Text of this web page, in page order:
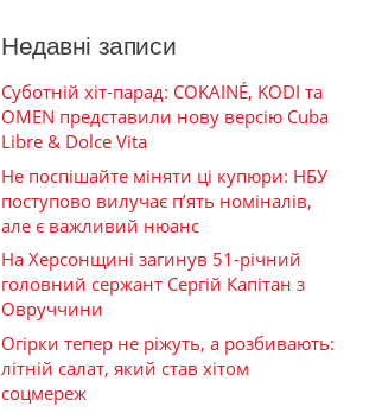
Недавні записи
Суботній хіт-парад: COKAINÉ, KODI та
OMEN представили нову версію Cuba
Libre & Dolce Vita
Не поспішайте міняти ці купюри: НБУ
поступово вилучає п’ять номіналів,
але є важливий нюанс
На Херсонщині загинув 51-річний
головний сержант Сергій Капітан з
Овруччини
Огірки тепер не ріжуть, а розбивають:
літній салат, який став хітом
соцмереж